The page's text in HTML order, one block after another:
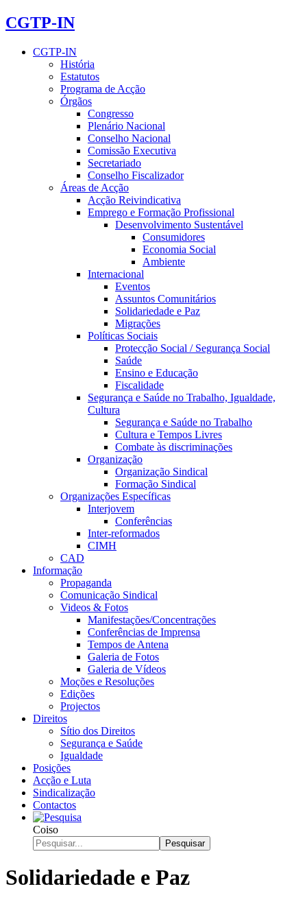
CGTP-IN
CGTP-IN
História
Estatutos
Programa de Acção
Órgãos
Congresso
Plenário Nacional
Conselho Nacional
Comissão Executiva
Secretariado
Conselho Fiscalizador
Áreas de Acção
Acção Reivindicativa
Emprego e Formação Profissional
Desenvolvimento Sustentável
Consumidores
Economia Social
Ambiente
Internacional
Eventos
Assuntos Comunitários
Solidariedade e Paz
Migrações
Políticas Sociais
Protecção Social / Segurança Social
Saúde
Ensino e Educação
Fiscalidade
Segurança e Saúde no Trabalho, Igualdade,
Cultura
Segurança e Saúde no Trabalho
Cultura e Tempos Livres
Combate às discriminações
Organização
Organização Sindical
Formação Sindical
Organizações Específicas
Interjovem
Conferências
Inter-reformados
CIMH
CAD
Informação
Propaganda
Comunicação Sindical
Videos & Fotos
Manifestações/Concentrações
Conferências de Imprensa
Tempos de Antena
Galeria de Fotos
Galeria de Vídeos
Moções e Resoluções
Edições
Projectos
Direitos
Sítio dos Direitos
Segurança e Saúde
Igualdade
Posições
Acção e Luta
Sindicalização
Contactos
Coiso
Pesquisar
Solidariedade e Paz